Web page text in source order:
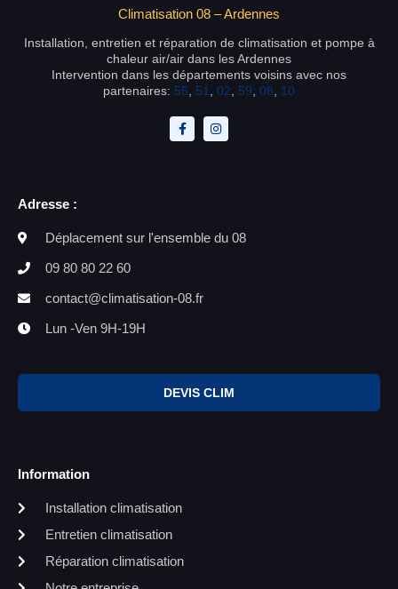
Climatisation 08 – Ardennes
Installation, entretien et réparation de climatisation et pompe à
chaleur air/air dans les Ardennes
Intervention dans les départements voisins avec nos
partenaires: 55 51 02 59 08 10
Adresse :
Déplacement sur l'ensemble du 08
09 80 80 22 60
contact@climatisation-08.fr
Lun -Ven 9H-19H
DEVIS CLIM
Information
Installation climatisation
Entretien climatisation
Réparation climatisation